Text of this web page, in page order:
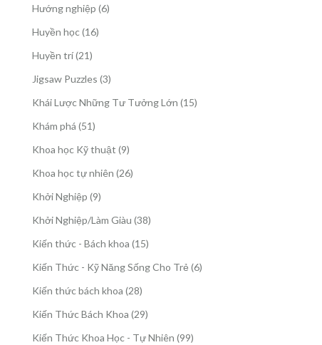
Hướng nghiệp 66
Huyền học 1616
Huyền trí 2121
phẩm
Jigsaw Puzzles 33
phẩm
Khái Lược Những Tư Tưởng Lớn 1515
Khám phá 5151
phẩm
Khoa học Kỹ thuật 99
phẩm
Khoa học tự nhiên 2626
Khởi Nghiệp 99
Khởi Nghiệp/Làm Giàu 3838
Kiến thức - Bách khoa 1515
phẩm
Kiến Thức - Kỹ Năng Sống Cho Trẻ 66
Kiến thức bách khoa 2828
phẩm
Kiến Thức Bách Khoa 2929
Kiến Thức Khoa Học - Tự Nhiên 9999